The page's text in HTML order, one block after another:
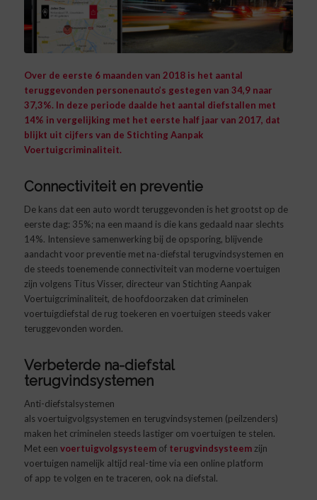
Over de eerste 6 maanden van 2018 is het aantal
teruggevonden personenauto’s gestegen van 34,9 naar
37,3%. In deze periode daalde het aantal diefstallen met
14% in vergelijking met het eerste half jaar van 2017, dat
blijkt uit cijfers van de Stichting Aanpak
Voertuigcriminaliteit.
Connectiviteit en preventie
De kans dat een auto wordt teruggevonden is het grootst op de
eerste dag: 35%; na een maand is die kans gedaald naar slechts
14%. Intensieve samenwerking bij de opsporing, blijvende
aandacht voor preventie met na-diefstal terugvindsystemen en
de steeds toenemende connectiviteit van moderne voertuigen
zijn volgens Titus Visser, directeur van Stichting Aanpak
Voertuigcriminaliteit, de hoofdoorzaken dat criminelen
voertuigdiefstal de rug toekeren en voertuigen steeds vaker
teruggevonden worden.
Verbeterde na-diefstal
terugvindsystemen
Anti-diefstalsystemen
als voertuigvolgsystemen en terugvindsystemen (peilzenders)
maken het criminelen steeds lastiger om voertuigen te stelen.
Met een voertuigvolgsysteemof terugvindsysteemzijn
voertuigen namelijk altijd real-time via een online platform
of app te volgen en te traceren, ook na diefstal.